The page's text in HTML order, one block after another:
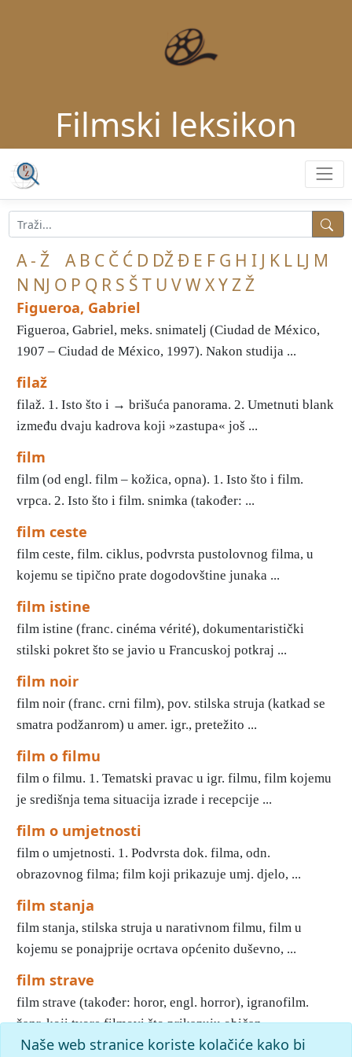
Filmski leksikon
A - Ž A B C Č Ć D DŽĐ E F G H I J K L LJ M
N NJ O P Q R S Š T U VW XYZŽ
Figueroa, Gabriel
Figueroa, Gabriel, meks. snimatelj (Ciudad de México,
1907 – Ciudad de México, 1997). Nakon studija ...
filaž
filaž. 1. Isto što i → brišuća panorama. 2. Umetnuti blank
između dvaju kadrova koji »zastupa« još ...
film
film (od engl. film – kožica, opna). 1. Isto što i film.
vrpca. 2. Isto što i film. snimka (također: ...
film ceste
film ceste, film. ciklus, podvrsta pustolovnog filma, u
kojemu se tipično prate dogodovštine junaka ...
film istine
film istine (franc. cinéma vérité), dokumentaristički
stilski pokret što se javio u Francuskoj potkraj ...
film noir
film noir (franc. crni film), pov. stilska struja (katkad se
smatra podžanrom) u amer. igr., pretežito ...
film o filmu
film o filmu. 1. Tematski pravac u igr. filmu, film kojemu
je središnja tema situacija izrade i recepcije ...
film o umjetnosti
film o umjetnosti. 1. Podvrsta dok. filma, odn.
obrazovnog filma; film koji prikazuje umj. djelo, ...
film stanja
film stanja, stilska struja u narativnom filmu, film u
kojemu se ponajprije ocrtava općenito duševno, ...
film strave
film strave (također: horor, engl. horror), igranofilm.
žanr, koji tvore filmovi što prikazuju običan ...
Naše web stranice koriste kolačiće kako bi